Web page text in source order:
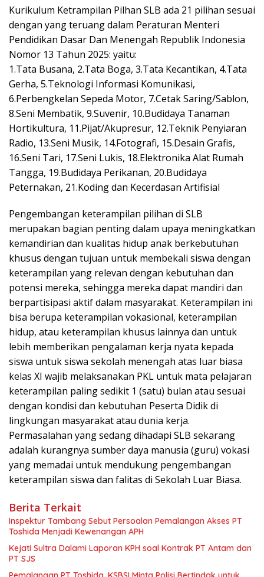
Kurikulum Ketrampilan Pilhan SLB ada 21 pilihan sesuai
dengan yang teruang dalam Peraturan Menteri
Pendidikan Dasar Dan Menengah Republik Indonesia
Nomor 13 Tahun 2025: yaitu:
1.Tata Busana, 2.Tata Boga, 3.Tata Kecantikan, 4.Tata
Gerha, 5.Teknologi Informasi Komunikasi,
6.Perbengkelan Sepeda Motor, 7.Cetak Saring/Sablon,
8.Seni Membatik, 9.Suvenir, 10.Budidaya Tanaman
Hortikultura, 11.Pijat/Akupresur, 12.Teknik Penyiaran
Radio, 13.Seni Musik, 14.Fotografi, 15.Desain Grafis,
16.Seni Tari, 17.Seni Lukis, 18.Elektronika Alat Rumah
Tangga, 19.Budidaya Perikanan, 20.Budidaya
Peternakan, 21.Koding dan Kecerdasan Artifisial
Pengembangan keterampilan pilihan di SLB
merupakan bagian penting dalam upaya meningkatkan
kemandirian dan kualitas hidup anak berkebutuhan
khusus dengan tujuan untuk membekali siswa dengan
keterampilan yang relevan dengan kebutuhan dan
potensi mereka, sehingga mereka dapat mandiri dan
berpartisipasi aktif dalam masyarakat. Keterampilan ini
bisa berupa keterampilan vokasional, keterampilan
hidup, atau keterampilan khusus lainnya dan untuk
lebih memberikan pengalaman kerja nyata kepada
siswa untuk siswa sekolah menengah atas luar biasa
kelas XI wajib melaksanakan PKL untuk mata pelajaran
keterampilan paling sedikit 1 (satu) bulan atau sesuai
dengan kondisi dan kebutuhan Peserta Didik di
lingkungan masyarakat atau dunia kerja.
Permasalahan yang sedang dihadapi SLB sekarang
adalah kurangnya sumber daya manusia (guru) vokasi
yang memadai untuk mendukung pengembangan
keterampilan siswa dan falitas di Sekolah Luar Biasa.
Berita Terkait
Inspektur Tambang Sebut Persoalan Pemalangan Akses PT
Toshida Menjadi Kewenangan APH
Kejati Sultra Dalami Laporan KPH soal Kontrak PT Antam dan
PT SJS